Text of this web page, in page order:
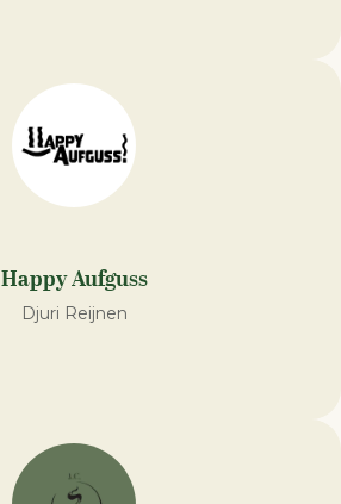
Happy Aufguss
Djuri Reijnen